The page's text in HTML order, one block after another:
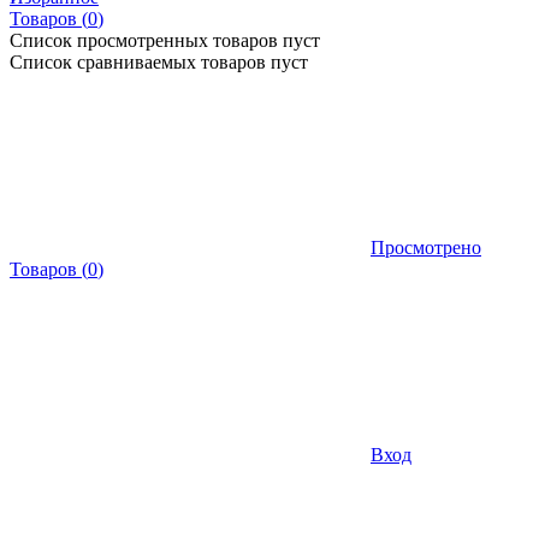
Товаров (0)
Список просмотренных товаров пуст
Список сравниваемых товаров пуст
Просмотрено
Товаров (0)
Вход